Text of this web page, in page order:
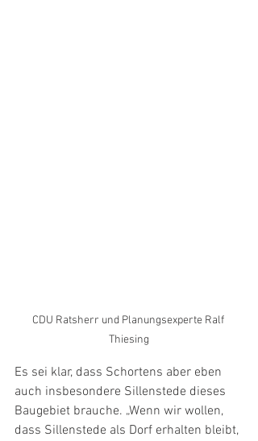
CDU Ratsherr und Planungsexperte Ralf
Thiesing
Es sei klar, dass Schortens aber eben
auch insbesondere Sillenstede dieses
Baugebiet brauche. „Wenn wir wollen,
dass Sillenstede als Dorf erhalten bleibt,